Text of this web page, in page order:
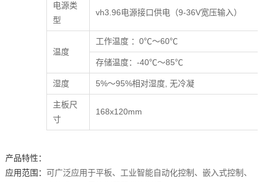
电源类
型
vh3.96电源接口供电（9-36V宽压输入）
温度
工作温度 ：0℃～60℃
存储温度：-40℃～85℃
湿度 5%～95%相对湿度, 无冷凝
主板尺
寸
168x120mm
产品特性：
应用范围： 可广泛应用于平板、工业智能自动化控制、嵌入式控制、